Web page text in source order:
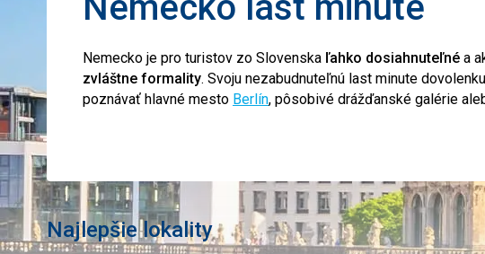
Nemecko je pro turistov zo Slovenska ľahko dosiahnuteľné a
zvláštne formality. Svoju nezabudnuteľnú last minute
poznávať hlavné mesto Berlín, pôsobivé drážďanské galérie
Najlepšie lokality